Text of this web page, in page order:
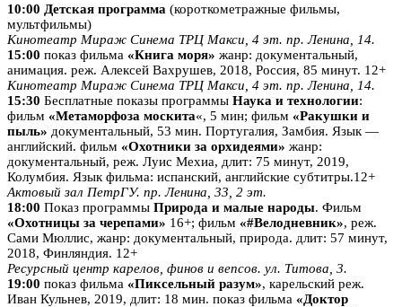
10:00 Детская программа (короткометражные фильмы,
мультфильмы)
Кинотеатр Мираж Синема ТРЦ Макси, 4 эт. пр. Ленина, 14.
15:00 показ фильма «Книга моря» жанр: документальный,
анимация. реж. Алексей Вахрушев, 2018, Россия, 85 минут. 12+
Кинотеатр Мираж Синема ТРЦ Макси, 4 эт. пр. Ленина, 14.
15:30 Бесплатные показы программы Наука и технологии:
фильм «Метаморфоза москита«, 5 мин; фильм «Ракушки и
пыль» документальный, 53 мин. Португалия, Замбия. Язык —
английский. фильм «Охотники за орхидеями» жанр:
документальный, реж. Луис Мехиа, длит: 75 минут, 2019,
Колумбия. Язык фильма: испанский, английские субтитры.12+
Актовый зал ПетрГУ. пр. Ленина, 33, 2 эт.
18:00 Показ программы Природа и малые народы. Фильм
«Охотницы за черепами» 16+; фильм «#Велодневник», реж.
Сами Мюллис, жанр: документальный, природа. длит: 57 минут,
2018, Финляндия. 12+
Ресурсный центр карелов, финов и вепсов. ул. Титова, 3.
19:00 показ фильма «Пиксельный разум», карельский реж.
Иван Кульнев, 2019, длит: 18 мин. показ фильма «Доктор